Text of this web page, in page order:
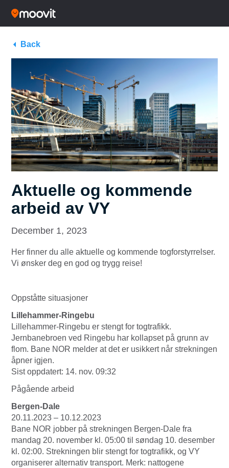
Back
Aktuelle og kommende
arbeid av VY
December 1, 2023
Her finner du alle aktuelle og kommende togforstyrrelser.
Vi ønsker deg en god og trygg reise!
Oppståtte situasjoner
Lillehammer-Ringebu
Lillehammer-Ringebu er stengt for togtrafikk.
Jernbanebroen ved Ringebu har kollapset på grunn av
flom. Bane NOR melder at det er usikkert når strekningen
åpner igjen.
Sist oppdatert: 14. nov. 09:32
Pågående arbeid
Bergen-Dale
20.11.2023 – 10.12.2023
Bane NOR jobber på strekningen Bergen-Dale fra
mandag 20. november kl. 05:00 til søndag 10. desember
kl. 02:00. Strekningen blir stengt for togtrafikk, og VY
organiserer alternativ transport. Merk: nattogene